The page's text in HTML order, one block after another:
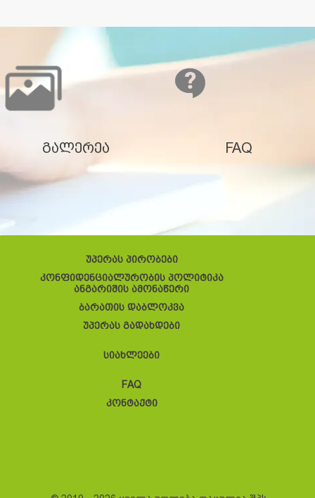
გალერეა FAQ
უპერას პირობები
კონფიდენციალურობის პოლიტიკა
ანგარიშის ამონაწერი
ბარათის დაბლოკვა
უპერას გადახდები
სიახლეები
FAQ
კონტაქტი